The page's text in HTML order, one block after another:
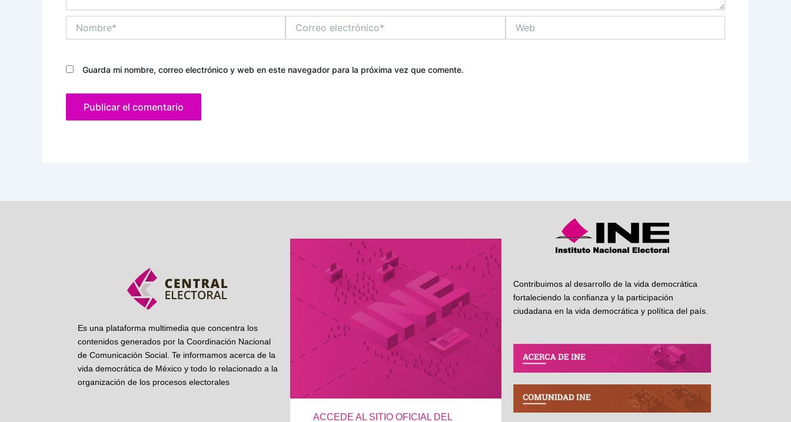
electrónico*
Guarda mi nombre, correo electrónico y web en este navegador para la próxima vez que comente.
Es una plataforma multimedia que concentra los
contenidos generados por la Coordinación Nacional
de Comunicación Social. Te informamos acerca de la
vida democrática de México y todo lo relacionado a la
organización de los procesos electorales
ACCEDE AL SITIO OFICIAL DEL
Contribuimos al desarrollo de la vida democrática
fortaleciendo la confianza y la participación
ciudadana en la vida democrática y política del país.